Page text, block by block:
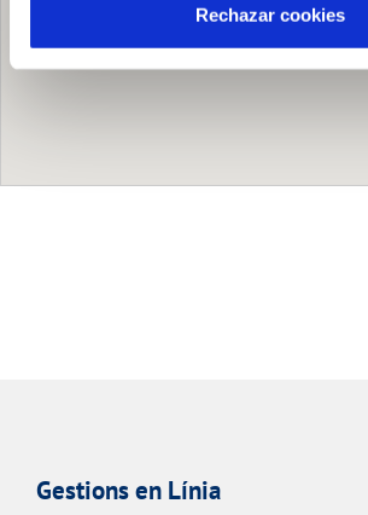
Rechazar cookies
Gestions en Línia